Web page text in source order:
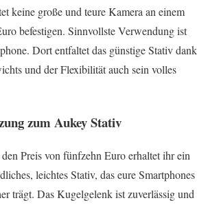
keine große und teure Kamera an einem
befestigen. Sinnvollste Verwendung ist
Dort entfaltet das günstige Stativ dank
und der Flexibilität auch sein volles
zum Aukey Stativ
Preis von fünfzehn Euro erhaltet ihr ein
leichtes Stativ, das eure Smartphones
trägt. Das Kugelgelenk ist zuverlässig und